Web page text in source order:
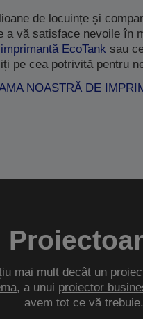
de locuințe și
a vă satisface nevoile în
EcoTank sau
pe cea potrivită pentru
NOASTRĂ DE
mai mult decât un
, a unui proiector
avem tot ce vă trebuie.